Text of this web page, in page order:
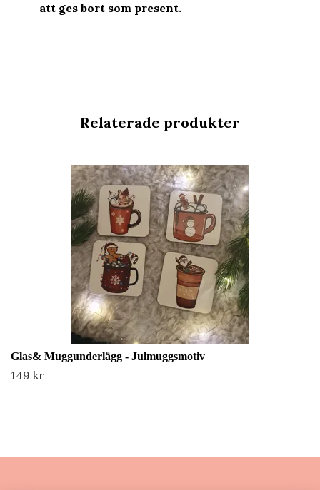
att ges bort som present.
Glas& Muggunderlägg - Julmuggsmotiv
149 kr